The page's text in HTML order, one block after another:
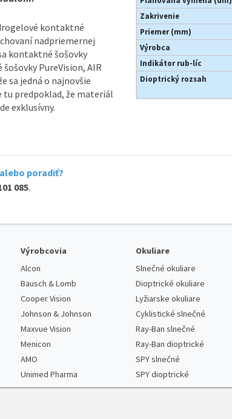
kontaktné
nadpriemernej
kontaktné šošovky
PureVision, AIR
sa jedná o najnovšie
predpoklad, že materiál
exklusívny.
Zakrivenie
Priemer (mm)
Výrobca
Indikátor rub-líc
Dioptrický rozsah
poradiť?
085.
Výrobcovia
Alcon
Bausch & Lomb
Cooper Vision
Johnson & Johnson
Maxvue Vision
Menicon
AMO
Unimed Pharma
Okuliare
Slnečné okuliare
Dioptrické okuliare
Lyžiarske okuliare
Cyklistické slnečné
Ray-Ban slnečné
Ray-Ban dioptrické
SPY slnečné
SPY dioptrické